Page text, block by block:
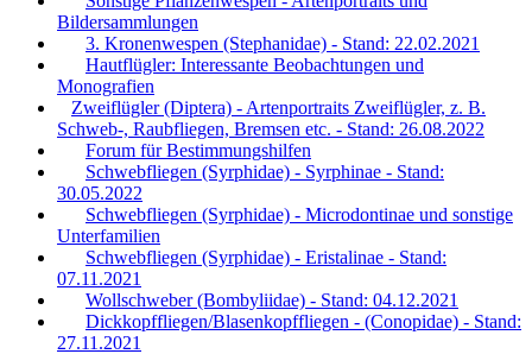
Bildersammlungen
3. Kronenwespen (Stephanidae) - Stand: 22.02.2021
Hautflügler: Interessante Beobachtungen und
Monografien
Zweiflügler (Diptera) - Artenportraits Zweiflügler, z. B.
Schweb-, Raubfliegen, Bremsen etc. - Stand: 26.08.2022
Forum für Bestimmungshilfen
Schwebfliegen (Syrphidae) - Syrphinae - Stand:
30.05.2022
Schwebfliegen (Syrphidae) - Microdontinae und sonstige
Unterfamilien
Schwebfliegen (Syrphidae) - Eristalinae - Stand:
07.11.2021
Wollschweber (Bombyliidae) - Stand: 04.12.2021
Dickkopffliegen/Blasenkopffliegen - (Conopidae) - Stand:
27.11.2021